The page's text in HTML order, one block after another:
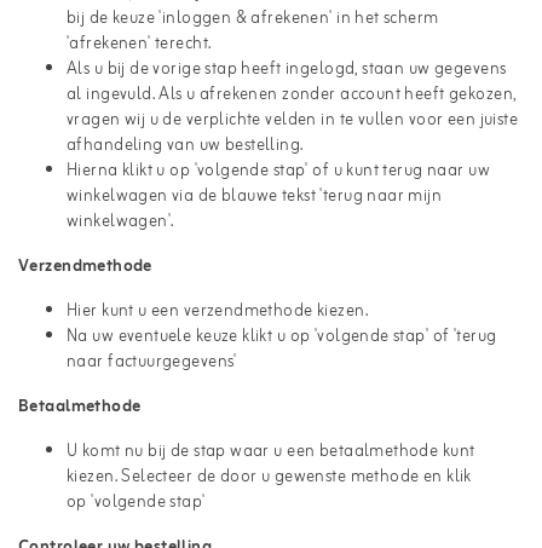
bij de keuze 'inloggen & afrekenen' in het scherm
'afrekenen' terecht.
Als u bij de vorige stap heeft ingelogd, staan uw gegevens
al ingevuld. Als u afrekenen zonder account heeft gekozen,
vragen wij u de verplichte velden in te vullen voor een juiste
afhandeling van uw bestelling.
Hierna klikt u op 'volgende stap' of u kunt terug naar uw
winkelwagen via de blauwe tekst 'terug naar mijn
winkelwagen'.
Verzendmethode
Hier kunt u een verzendmethode kiezen.
Na uw eventuele keuze klikt u op 'volgende stap' of 'terug
naar factuurgegevens'
Betaalmethode
U komt nu bij de stap waar u een betaalmethode kunt
kiezen. Selecteer de door u gewenste methode en klik
op 'volgende stap'